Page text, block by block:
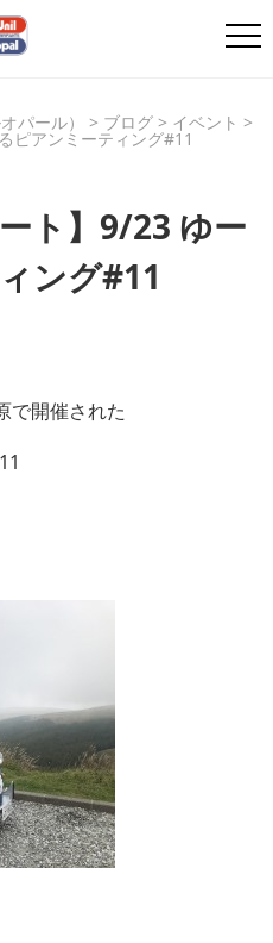
パール） > ブログ > イベント >
ピアンミーティング#11
ト】9/23 ゆー
ング#11
で開催された